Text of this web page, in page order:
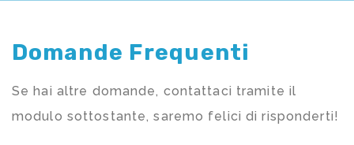
Domande Frequenti
Se hai altre domande, contattaci tramite il
modulo sottostante, saremo felici di risponderti!